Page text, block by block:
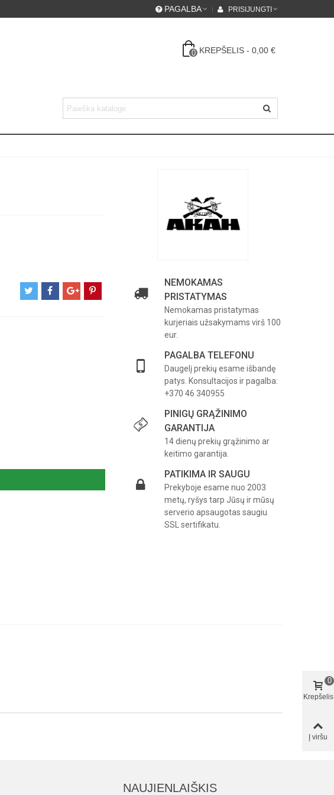
PAGALBA PRISIJUNGTI
0 KREPŠELIS - 0,00 €
NEMOKAMAS
PRISTATYMAS
Nemokamas pristatymas
kurjeriais užsakymams virš 100
eur.
PAGALBA TELEFONU
Daugelį prekių esame išbandę
patys. Konsultacijos ir pagalba:
+370 46 340955
PINIGŲ GRĄŽINIMO
GARANTIJA
14 dienų prekių grąžinimo ar
keitimo garantija.
PATIKIMA IR SAUGU
Prekyboje esame nuo 2003
metų, ryšys tarp Jūsų ir mūsų
serverio apsaugotas saugiu
SSL sertifikatu.
NAUJIENLAIŠKIS
Krepšelis
0
Į viršu